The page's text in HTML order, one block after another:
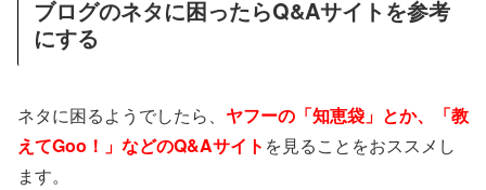
ブログのネタに困ったらQ&Aサイトを参考
にする
ネタに困るようでしたら、 ヤフーの「知恵袋」とか、「教
えてGoo！」などのQ&Aサイト を見ることをおススメし
ます。